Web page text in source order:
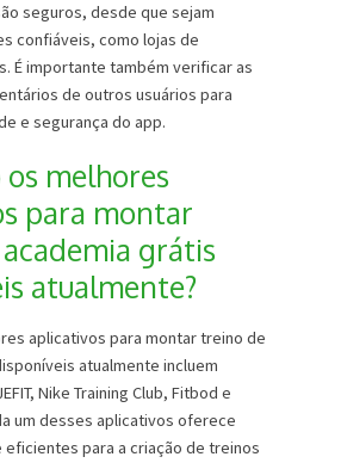
seguros, desde que sejam
confiáveis, como lojas de
É importante também verificar as
de outros usuários para
e segurança do app.
os melhores
para montar
grátis
atualmente?
aplicativos para montar treino de
atualmente incluem
Nike Training Club, Fitbod e
um desses aplicativos oferece
eficientes para a criação de treinos